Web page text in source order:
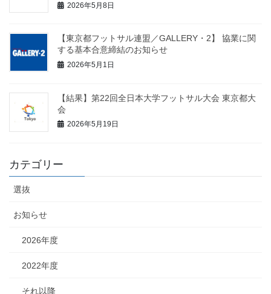
2026年5月8日
【東京都フットサル連盟／GALLERY・2】 協業に関
する基本合意締結のお知らせ
2026年5月1日
【結果】第22回全日本大学フットサル大会 東京都大
会
2026年5月19日
カテゴリー
選抜
お知らせ
2026年度
2022年度
それ以降